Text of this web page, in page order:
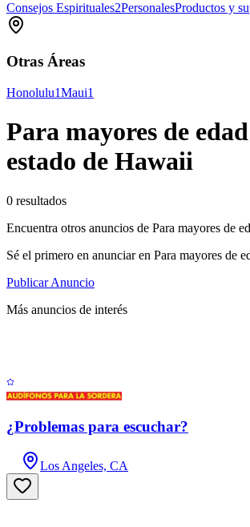
Consejos Espirituales2PersonalesProductos y
Otras Áreas
Honolulu1Maui1
Para mayores de
estado de Hawaii
0 resultados
Encuentra otros anuncios de Para mayores de
Sé el primero en anunciar en Para mayores de
Publicar Anuncio
Más anuncios de interés
¿Problemas para escuchar?
Los Angeles, CA